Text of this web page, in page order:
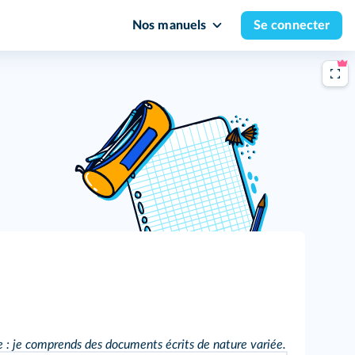
Nos manuels Se connecter
: je comprends des documents écrits de nature variée.